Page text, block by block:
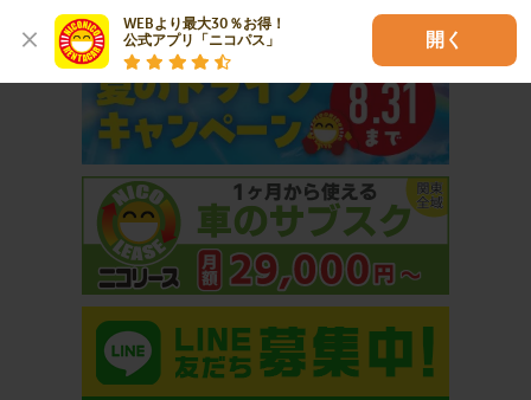
WEBより最大30％お得！
公式アプリ「ニコパス」
開く